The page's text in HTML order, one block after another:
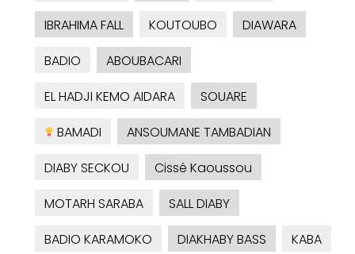
IBRAHIMA FALL
KOUTOUBO
DIAWARA
BADIO
ABOUBACARI
EL HADJI KEMO AIDARA
SOUARE
BAMADI
ANSOUMANE TAMBADIAN
DIABY SECKOU
Cissé Kaoussou
MOTARH SARABA
SALL DIABY
BADIO KARAMOKO
DIAKHABY BASS
KABA